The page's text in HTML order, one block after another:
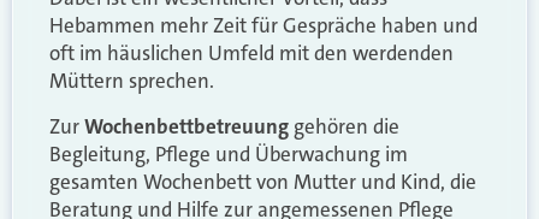
Hebammen mehr Zeit für Gespräche haben und
oft im häuslichen Umfeld mit den werdenden
Müttern sprechen.
ZurWochenbettbetreuung gehören die
Begleitung, Pflege und Überwachung im
gesamten Wochenbett von Mutter und Kind, die
Beratung und Hilfe zur angemessenen Pflege